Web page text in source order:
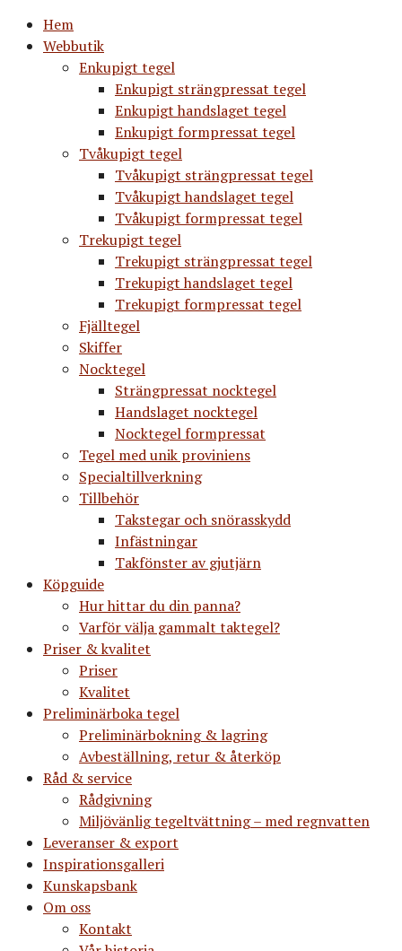
Hem
Webbutik
Enkupigt tegel
Enkupigt strängpressat tegel
Enkupigt handslaget tegel
Enkupigt formpressat tegel
Tvåkupigt tegel
Tvåkupigt strängpressat tegel
Tvåkupigt handslaget tegel
Tvåkupigt formpressat tegel
Trekupigt tegel
Trekupigt strängpressat tegel
Trekupigt handslaget tegel
Trekupigt formpressat tegel
Fjälltegel
Skiffer
Nocktegel
Strängpressat nocktegel
Handslaget nocktegel
Nocktegel formpressat
Tegel med unik proviniens
Specialtillverkning
Tillbehör
Takstegar och snörasskydd
Infästningar
Takfönster av gjutjärn
Köpguide
Hur hittar du din panna?
Varför välja gammalt taktegel?
Priser & kvalitet
Priser
Kvalitet
Preliminärboka tegel
Preliminärbokning & lagring
Avbeställning, retur & återköp
Råd & service
Rådgivning
Miljövänlig tegeltvättning – med regnvatten
Leveranser & export
Inspirationsgalleri
Kunskapsbank
Om oss
Kontakt